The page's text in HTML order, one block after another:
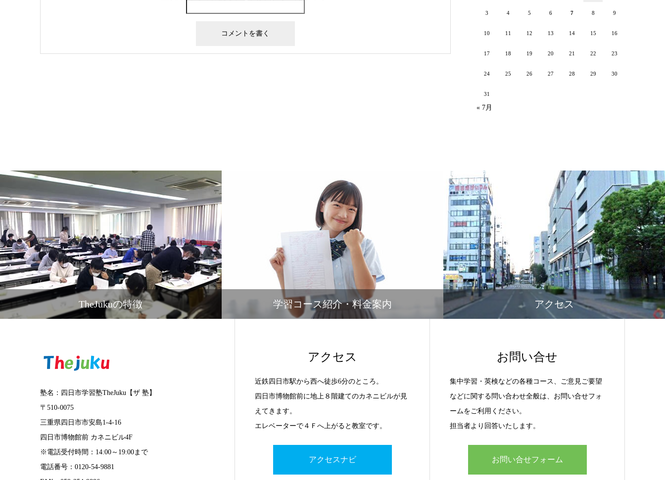
3 4 5 6 7 8 9
10 11 12 13 14 15 16
17 18 19 20 21 22 23
24 25 26 27 28 29 30
31
« 7月
TheJukuの特徴 学習コース紹介・料金案内 アクセス
塾名：四日市学習塾TheJuku【ザ 塾】
〒510-0075
三重県四日市市安島1-4-16
四日市博物館前 カネニビル4F
※電話受付時間：14:00～19:00まで
電話番号：0120-54-9881
アクセス
近鉄四日市駅から西へ徒歩6分のところ。
四日市博物館前に地上８階建てのカネニビルが見
えてきます。
エレベーターで４Ｆへ上がると教室です。
アクセスナビ
お問い合せ
集中学習・英検などの各種コース、ご意見ご要望
などに関する問い合わせ全般は、お問い合せフォ
ームをご利用ください。
担当者より回答いたします。
お問い合せフォーム